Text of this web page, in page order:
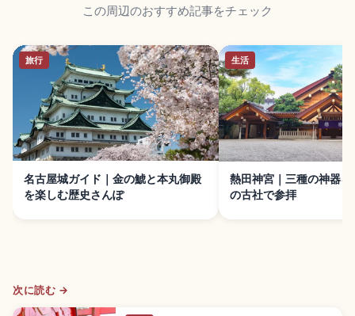
この周辺のおすすめ記事をチェック
旅行
名古屋城ガイド｜金の鯱と本丸御殿
を楽しむ歴史さんぽ
生活
熱田神宮｜三種の神器を
の古社で参拝
次に読む →